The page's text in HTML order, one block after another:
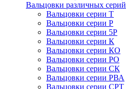
Вальцовки различных серий
Вальцовки серии Т
Вальцовки серии Р
Вальцовки серии 5Р
Вальцовки серии К
Вальцовки серии КО
Вальцовки серии РО
Вальцовки серии СК
Вальцовки серии РВА
Вальцовки серии СРТ